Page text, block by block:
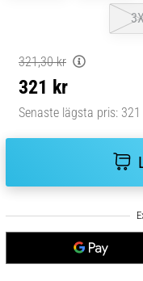
321,30 kr
321 kr
Senaste lägsta pris: